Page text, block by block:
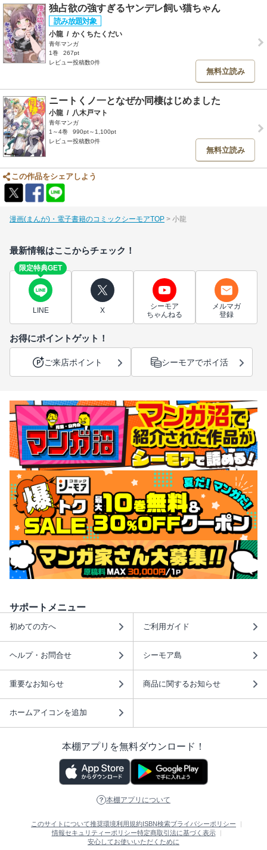
独占欲の強すぎるヤンデレ飼い猫ちゃん
小龍 / かくちたくだい
青年マンガ
1巻
267pt
レビュー投稿数0件
無料立読み
ニートくノ一となぜか同棲はじめました
小龍 / 八木戸マト
青年マンガ
1～4巻
990pt～1,100pt
レビュー投稿数0件
無料立読み
この作品をシェアしよう
漫画(まんが)・電子書籍のコミックシーモアTOP 小龍
最新情報はここからチェック！
限定特典GET
LINE X
シーモア
ちゃんねる
メルマガ
登録
お得にポイントゲット！
ご来店ポイント シーモアでポイ活
サポートメニュー
初めての方へ ご利用ガイド
ヘルプ・お問合せ シーモア島
重要なお知らせ 商品に関するお知らせ
ホームアイコンを追加
本棚アプリを無料ダウンロード！
本棚アプリについて
このサイトについて推奨環境利用規約 ISBN検索プライバシーポリシー
情報セキュリティーポリシー特定商取引法に基づく表示
安心してお使いいただくために